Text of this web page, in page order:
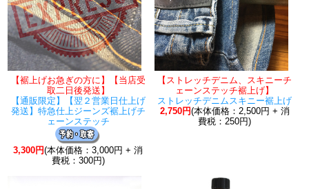
【裾上げお急ぎの方に】【当店受
取二日後発送】
【通販限定】【翌２営業日仕上げ
発送】特急仕上ジーンズ裾上げチ
ェーンステッチ
3,300円(本体価格：3,000円 + 消
費税：300円)
【ストレッチデニム、スキニーチ
ェーンステッチ裾上げ】
ストレッチデニムスキニー裾上げ
2,750円(本体価格：2,500円 + 消
費税：250円)